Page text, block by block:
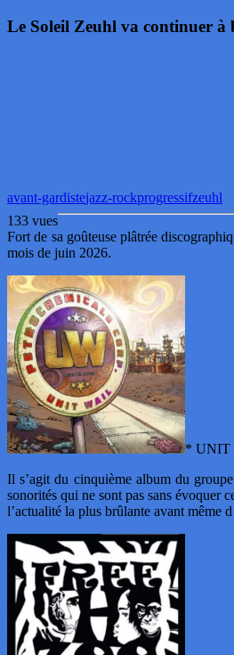
Le Soleil Zeuhl va continuer à
avant-gardistejazz-rockprogressifzeuhl
133 vues
Fort de sa goûteuse plâtrée
mois de juin 2026.
* UNIT
Il s’agit du cinquième album du
sonorités qui ne sont pas sans évoquer
l’actualité la plus brûlante avant même